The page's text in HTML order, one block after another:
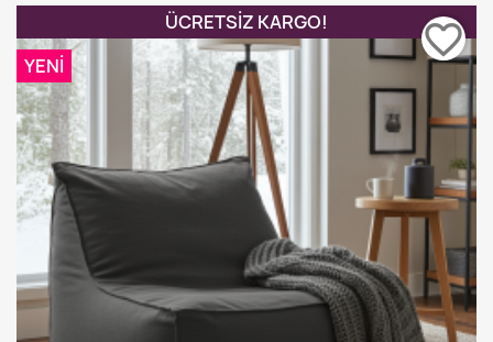
ÜCRETSIZ KARGO!
YENI
favorite_border